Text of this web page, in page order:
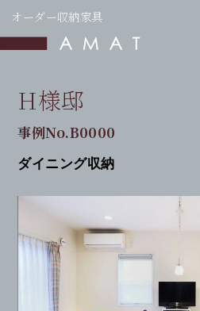
オーダー収納家具
H様邸
事例No.B0000
ダイニング収納